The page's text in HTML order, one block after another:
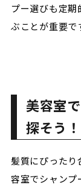
プー選びも定
ぶことが重要で
美容室
探そう！
髪質にぴった
容室でシャンプ